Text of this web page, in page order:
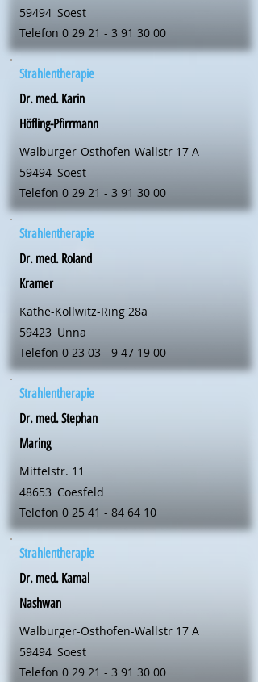
59494 Soest
Telefon 0 29 21 - 3 91 30 00
Strahlentherapie
Dr. med. Karin
Höfling-Pfirrmann
Walburger-Osthofen-Wallstr 17 A
59494 Soest
Telefon 0 29 21 - 3 91 30 00
Strahlentherapie
Dr. med. Roland
Kramer
Käthe-Kollwitz-Ring 28a
59423 Unna
Telefon 0 23 03 - 9 47 19 00
Strahlentherapie
Dr. med. Stephan
Maring
Mittelstr. 11
48653 Coesfeld
Telefon 0 25 41 - 84 64 10
Strahlentherapie
Dr. med. Kamal
Nashwan
Walburger-Osthofen-Wallstr 17 A
59494 Soest
Telefon 0 29 21 - 3 91 30 00